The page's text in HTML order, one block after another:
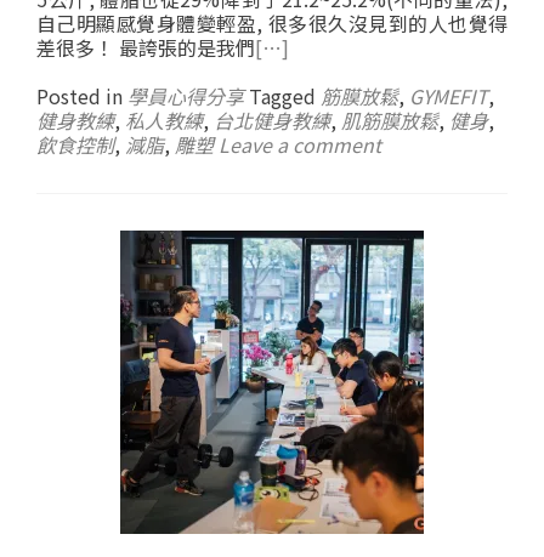
自己明顯感覺身體變輕盈, 很多很久沒見到的人也覺得
差很多！ 最誇張的是我們[…]
Posted in 學員心得分享 Tagged 筋膜放鬆, GYMEFIT,
健身教練, 私人教練, 台北健身教練, 肌筋膜放鬆, 健身,
飲食控制, 減脂, 雕塑 Leave a comment